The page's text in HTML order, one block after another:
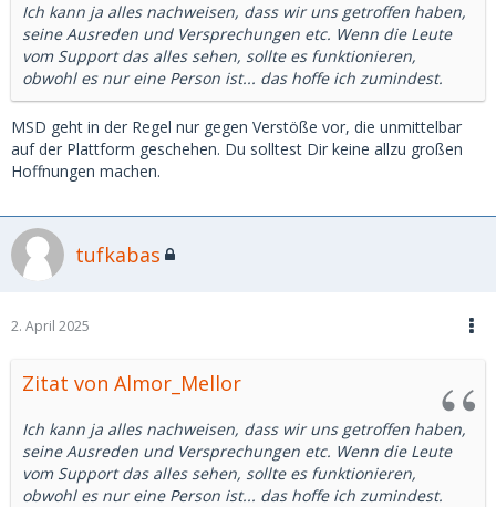
Ich kann ja alles nachweisen, dass wir uns getroffen haben,
seine Ausreden und Versprechungen etc. Wenn die Leute
vom Support das alles sehen, sollte es funktionieren,
obwohl es nur eine Person ist... das hoffe ich zumindest.
MSD geht in der Regel nur gegen Verstöße vor, die unmittelbar
auf der Plattform geschehen. Du solltest Dir keine allzu großen
Hoffnungen machen.
tufkabas
2. April 2025
Zitat von Almor_Mellor
Ich kann ja alles nachweisen, dass wir uns getroffen haben,
seine Ausreden und Versprechungen etc. Wenn die Leute
vom Support das alles sehen, sollte es funktionieren,
obwohl es nur eine Person ist... das hoffe ich zumindest.